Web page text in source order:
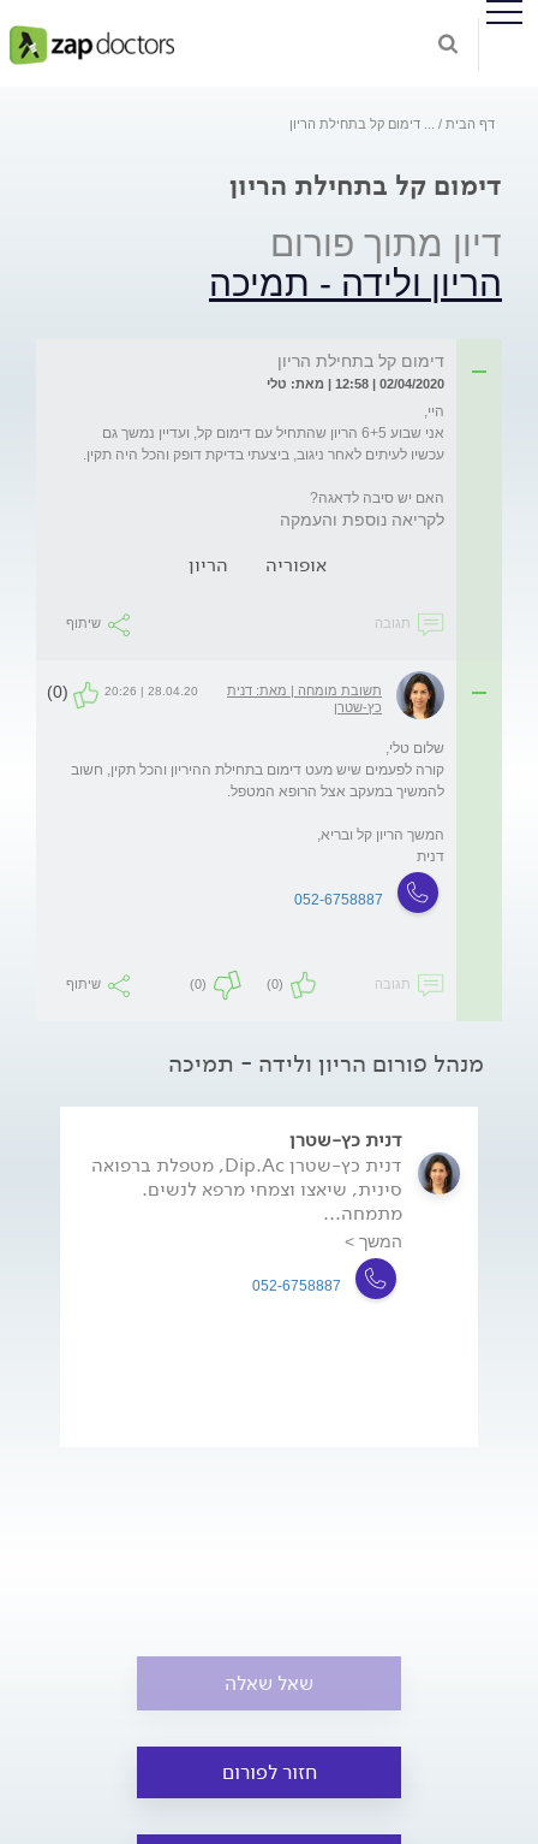
דף הבית דימום קל בתחילת הריון
דימום קל בתחילת הריון
דיון מתוך פורום
הריון ולידה - תמיכה
דימום קל בתחילת הריון
02/04/2020 | 12:58 | מאת: טלי
אני שבוע 6+5 הריון שהתחיל עם דימום קל, ועדיין נמשך גם
האם יש סיבה לדאגה?
לקריאה נוספת והעמקה
אופוריה הריון
תגובה שיתוף
תשובת מומחה | מאת: דנית
כץ-שטרן
28.04.20 | 20:26
(0)
קורה לפעמים שיש מעט דימום בתחילת ההיריון והכל תקין, חשוב
דנית
052-6758887
תגובה (0)
(0) שיתוף
מנהל פורום הריון ולידה - תמיכה
דנית כץ-שטרן
דנית כץ-שטרן Dip.Ac, מטפלת ברפואה
סינית, שיאצו וצמחי מרפא לנשים.
מתמחה...
המשך >
052-6758887
שאל שאלה
חזור לפורום